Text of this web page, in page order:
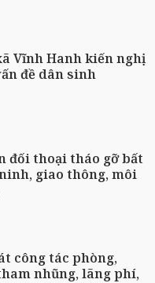
Vĩnh Hanh kiến nghị
đề dân sinh
đối thoại tháo gỡ bất
giao thông, môi
công tác phòng,
nhũng, lãng phí,